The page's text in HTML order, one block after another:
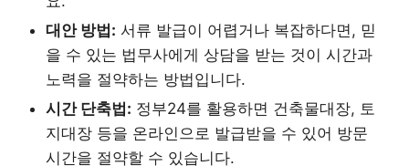
대안 방법: 서류 발급이 어렵거나 복잡하다면, 믿
을 수 있는 법무사에게 상담을 받는 것이 시간과
노력을 절약하는 방법입니다.
시간 단축법: 정부24를 활용하면 건축물대장, 토
지대장 등을 온라인으로 발급받을 수 있어 방문
시간을 절약할 수 있습니다.